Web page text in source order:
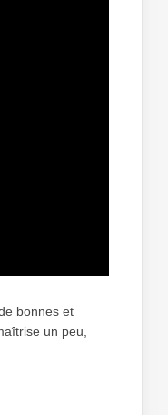
bonnes et
un peu,